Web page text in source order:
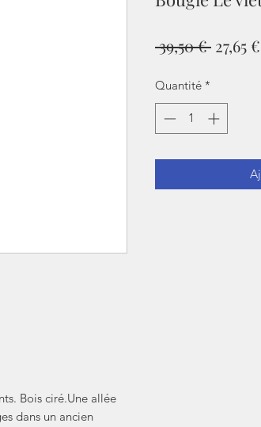
Bois ciré.Une allée
dans un ancien
39,50 € Prix
27,65 €
Quantité *